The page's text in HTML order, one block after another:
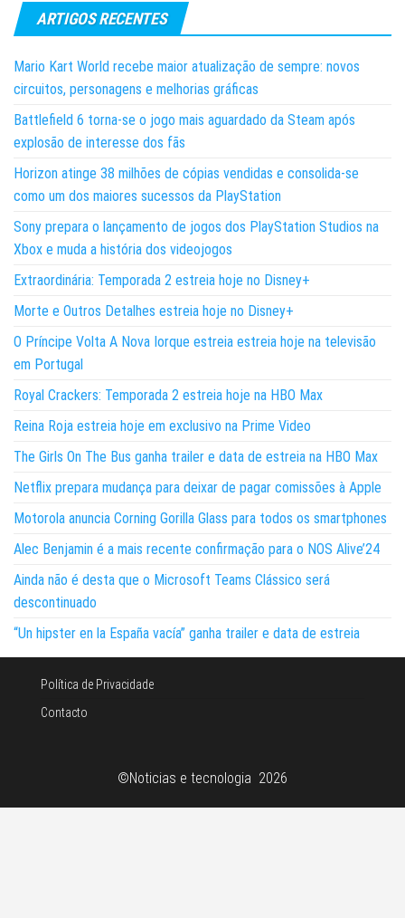
ARTIGOS RECENTES
Mario Kart World recebe maior atualização de sempre: novos
circuitos, personagens e melhorias gráficas
Battlefield 6 torna-se o jogo mais aguardado da Steam após
explosão de interesse dos fãs
Horizon atinge 38 milhões de cópias vendidas e consolida-se
como um dos maiores sucessos da PlayStation
Sony prepara o lançamento de jogos dos PlayStation Studios na
Xbox e muda a história dos videojogos
Extraordinária: Temporada 2 estreia hoje no Disney+
Morte e Outros Detalhes estreia hoje no Disney+
O Príncipe Volta A Nova Iorque estreia estreia hoje na televisão
em Portugal
Royal Crackers: Temporada 2 estreia hoje na HBO Max
Reina Roja estreia hoje em exclusivo na Prime Video
The Girls On The Bus ganha trailer e data de estreia na HBO Max
Netflix prepara mudança para deixar de pagar comissões à Apple
Motorola anuncia Corning Gorilla Glass para todos os smartphones
Alec Benjamin é a mais recente confirmação para o NOS Alive’24
Ainda não é desta que o Microsoft Teams Clássico será
descontinuado
“Un hipster en la España vacía” ganha trailer e data de estreia
Política de Privacidade
Contacto
©Noticias e tecnologia 2026